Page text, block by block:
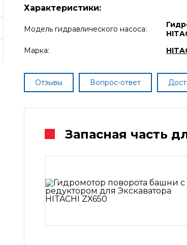
Характеристики:
Модель гидравлического насоса:
Марка:
Отзывы Вопрос-ответ
Запасная часть